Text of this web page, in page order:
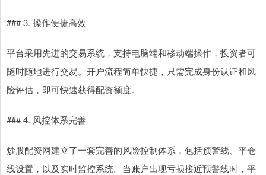
### 3. 操作便捷高效
平台采用先进的交易系统，支持电脑端和移动端操作，投资者可
随时随地进行交易。开户流程简单快捷，只需完成身份认证和风
险评估，即可快速获得配资额度。
### 4. 风控体系完善
炒股配资网建立了一套完善的风险控制体系，包括预警线、平仓
线设置，以及实时监控系统。当账户出现亏损接近预警线时，平